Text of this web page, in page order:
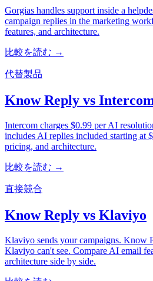
Gorgias handles support inside a
campaign replies in the marketing
features, and architecture.
比較を読む →
代替製品
Know Reply vs
Intercom charges $0.99 per AI
includes AI replies included starting at
pricing, and architecture.
比較を読む →
直接競合
Know Reply vs Klaviyo
Klaviyo sends your campaigns. Know
Klaviyo can't see. Compare AI email
architecture side by side.